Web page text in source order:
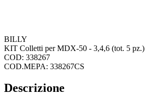
BILLY
KIT Colletti per MDX-50 - 3,4,6 (tot. 5 pz.)
COD: 338267
COD.MEPA: 338267CS
Descrizione